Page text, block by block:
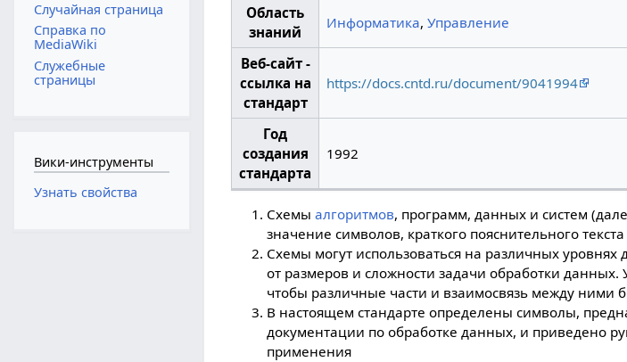
Область
знаний
Информатика, Управление
Веб-сайт -
ссылка на
стандарт
https://docs.cntd.ru/document/9041994
Год
создания
стандарта
1992
Схемыалгоритмов, программ, данных и систем
значение символов, краткого пояснительного
Схемы могут использоваться на различных
от размеров и сложности задачи обработки
чтобы различные части и взаимосвязь между ними
В настоящем стандарте определены символы,
документации по обработке данных, и приведено
применения
Случайная страница
Справка по
MediaWiki
Служебные
страницы
Вики-инструменты
Узнать свойства